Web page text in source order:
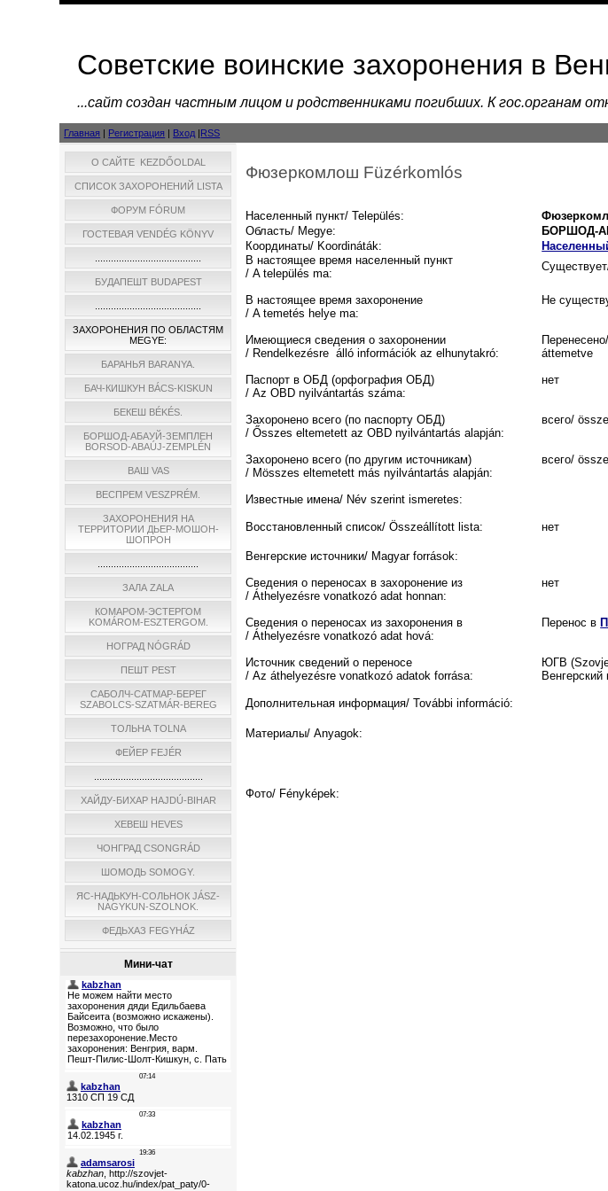
Советские воинские захоронения в
...cайт создан частным лицом и родственниками погибших. К гос.органам
Главная | Регистрация | Вход |RSS
О САЙТЕ KEZDŐOLDAL
СПИСОК ЗАХОРОНЕНИЙ LISTA
ФОРУМ FÓRUM
ГОСТЕВАЯ VENDÉG KÖNYV
БУДАПЕШТ BUDAPEST
ЗАХОРОНЕНИЯ ПО ОБЛАСТЯМ
MEGYE:
БАРАНЬЯ BARANYA.
БАЧ-КИШКУН BÁCS-KISKUN
БЕКЕШ BÉKÉS.
БОРШОД-АБАУЙ-ЗЕМПЛЕН
BORSOD-ABAÚJ-ZEMPLÉN
ВАШ VAS
ВЕСПРЕМ VESZPRÉM.
ЗАХОРОНЕНИЯ НА
ТЕРРИТОРИИ ДЬЕР-МОШОН-
ШОПРОН
ЗАЛА ZALA
КОМАРОМ-ЭСТЕРГОМ
KOMÁROM-ESZTERGOM.
НОГРАД NÓGRÁD
ПЕШТ PEST
САБОЛЧ-САТМАР-БЕРЕГ
SZABOLCS-SZATMÁR-BEREG
ТОЛЬНА TOLNA
ФЕЙЕР FEJÉR
ХАЙДУ-БИХАР HAJDÚ-BIHAR
ХЕВЕШ HEVES
ЧОНГРАД CSONGRÁD
ШОМОДЬ SOMOGY.
ЯС-НАДЬКУН-СОЛЬНОК JÁSZ-
NAGYKUN-SZOLNOK.
ФЕДЬХАЗ FEGYHÁZ
Мини-чат
Фюзеркомлош Füzérkomlós
Населенный пункт/ Település:
Область/ Megye:
БОРШОД-
Координаты/ Koordináták:
В настоящее время населенный пункт
/ A település ma:
В настоящее время захоронение
/ A temetés helye ma:
Не
Имеющиеся сведения о захоронении
/ Rendelkezésre álló információk az elhunytakró:
áttemetve
Паспорт в ОБД (орфография ОБД)
/ Az OBD nyilvántartás száma:
нет
Захоронено всего (по паспорту ОБД)
/ Ősszes eltemetett az OBD nyilvántartás alapján:
всего/
Захоронено всего (по другим источникам)
/ Мösszes eltemetett más nyilvántartás alapján:
всего/
Известные имена/ Név szerint ismeretes:
Восстановленный список/ Összeállított lista: нет
Венгерские источники/ Magyar források:
Сведения о переносах в захоронение из
/ Áthelyezésre vonatkozó adat honnan:
нет
Сведения о переносах из захоронения в
/ Áthelyezésre vonatkozó adat hová:
Перенос в
Источник сведений о переносе
/ Az áthelyezésre vonatkozó adatok forrása:
ЮГВ
Венгерский
Дополнительная информация/ További információ:
Материалы/ Anyagok:
Фото/ Fényképek: